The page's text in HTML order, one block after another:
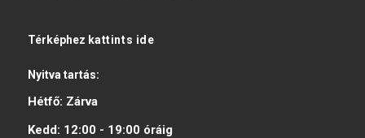
Térképhez kattints ide
Nyitva tartás:
Hétfő: Zárva
Kedd: 12:00 - 19:00 óráig